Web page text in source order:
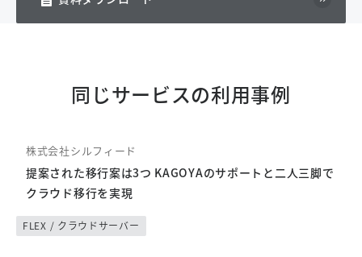
同じサービスの利用事例
提案された移行案は3つ KAGOYAのサポートと二人三脚で
クラウド移行を実現
株式会社シルフィード
FLEX / クラウドサーバー